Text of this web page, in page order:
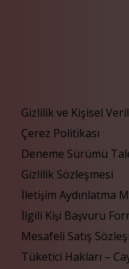
Gizlilik ve Kişisel
Çerez Politikası
Deneme Sürümü
Gizlilik Sözleşmesi
İletişim Aydınlatma
İlgili Kişi Başvuru
Mesafeli Satış
Tüketici Hakları –